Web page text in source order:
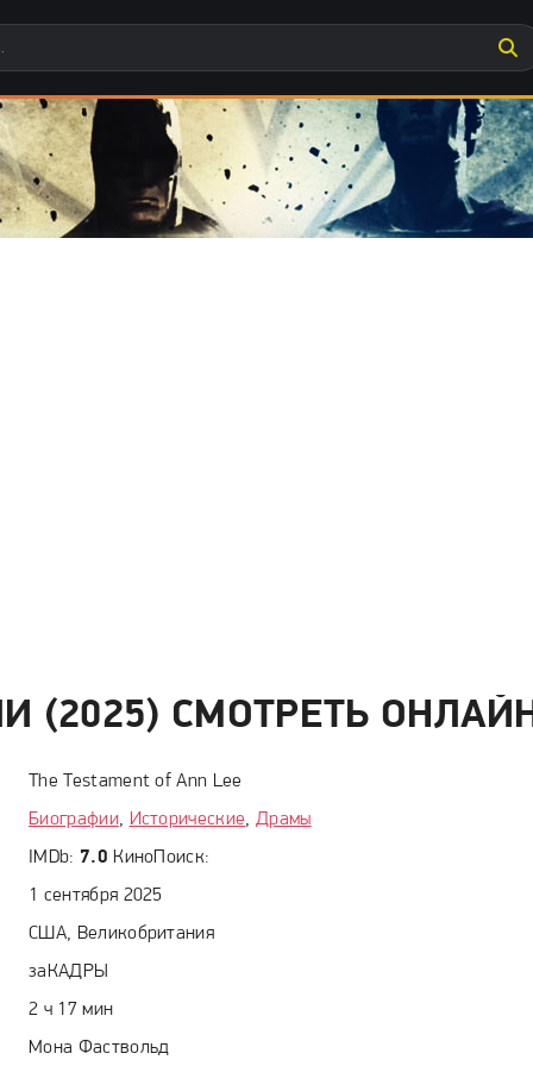
(2025) СМОТРЕТЬ
The Testament of Ann Lee
Биографии, Исторические,Драмы
IMDb: 7.0 КиноПоиск:
1 сентября 2025
США, Великобритания
заКАДРЫ
2 ч 17 мин
Мона Фаствольд